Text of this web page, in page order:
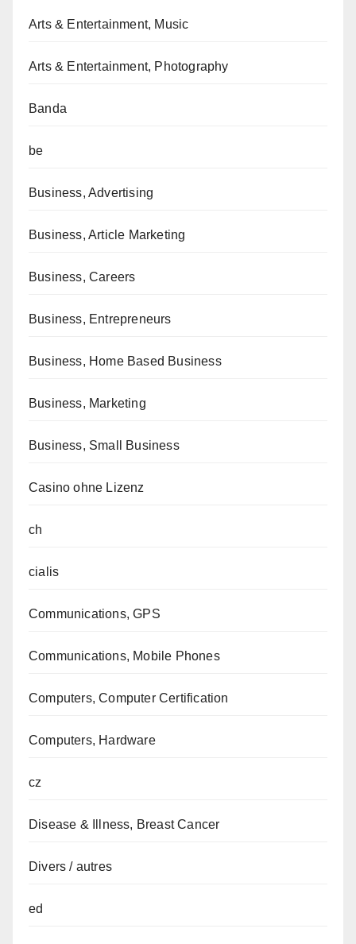
Arts & Entertainment, Music
Arts & Entertainment, Photography
Banda
be
Business, Advertising
Business, Article Marketing
Business, Careers
Business, Entrepreneurs
Business, Home Based Business
Business, Marketing
Business, Small Business
Casino ohne Lizenz
ch
cialis
Communications, GPS
Communications, Mobile Phones
Computers, Computer Certification
Computers, Hardware
cz
Disease & Illness, Breast Cancer
Divers / autres
ed